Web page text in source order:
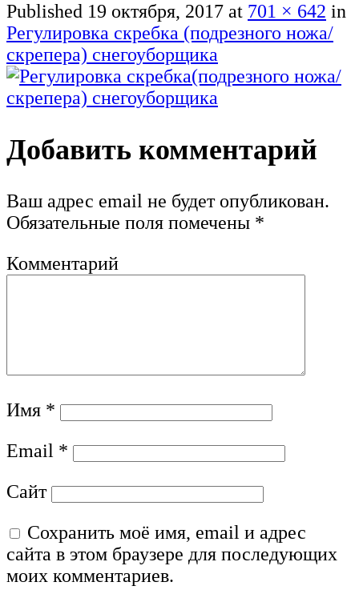
Published 19 октября, 2017 at 701 × 642 in
Регулировка скребка (подрезного ножа/
скрепера) снегоуборщика
Добавить комментарий
Ваш адрес email не будет опубликован.
Обязательные поля помечены *
Комментарий
Имя *
Email *
Сайт
Сохранить моё имя, email и адрес
сайта в этом браузере для последующих
моих комментариев.